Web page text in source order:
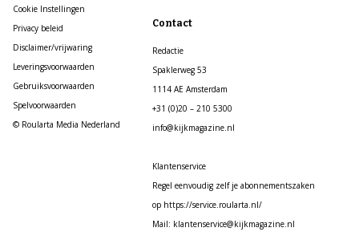
Cookie Instellingen
Privacy beleid
Disclaimer/vrijwaring
Leveringsvoorwaarden
Gebruiksvoorwaarden
Spelvoorwaarden
© Roularta Media Nederland
Contact
Redactie
Spaklerweg 53
1114 AE Amsterdam
+31 (0)20 – 210 5300
info@kijkmagazine.nl
Klantenservice
Regel eenvoudig zelf je abonnementszaken
op https://service.roularta.nl/
Mail: klantenservice@kijkmagazine.nl